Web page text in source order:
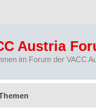
Austria
im Forum der VACC